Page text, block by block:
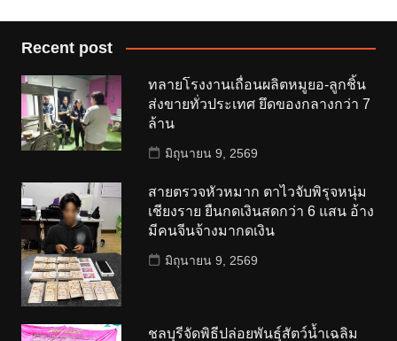
Recent post
ทลายโรงงานเถื่อนผลิตหมูยอ-ลูกชิ้น
ส่งขายทั่วประเทศ ยึดของกลางกว่า 7
ล้าน
มิถุนายน 9, 2569
สายตรวจหัวหมาก ตาไวจับพิรุจหนุ่ม
เชียงราย ยืนกดเงินสดกว่า 6 แสน อ้าง
มีคนจีนจ้างมากดเงิน
มิถุนายน 9, 2569
ชลบุรีจัดพิธีปล่อยพันธุ์สัตว์น้ำเฉลิม